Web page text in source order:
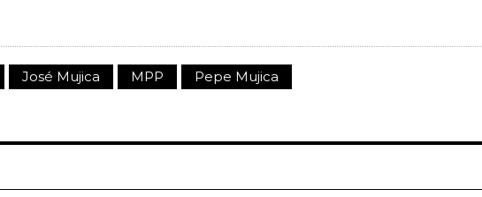
José Mujica MPP Pepe Mujica